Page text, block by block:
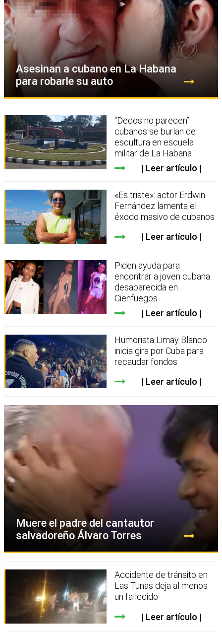
Asesinan a cubano en La Habana
para robarle su auto
“Dedos no parecen”:
cubanos se burlan de
escultura en escuela
militar de La Habana
Leer artículo
«Es triste»: actor Erdwin
Fernández lamenta el
éxodo masivo de cubanos
Leer artículo
Piden ayuda para
encontrar a joven cubana
desaparecida en
Cienfuegos
Leer artículo
Humorista Limay Blanco
inicia gira por Cuba para
recaudar fondos
Leer artículo
Muere el padre del cantautor
salvadoreño Álvaro Torres
Accidente de tránsito en
Las Tunas deja al menos
un fallecido
Leer artículo